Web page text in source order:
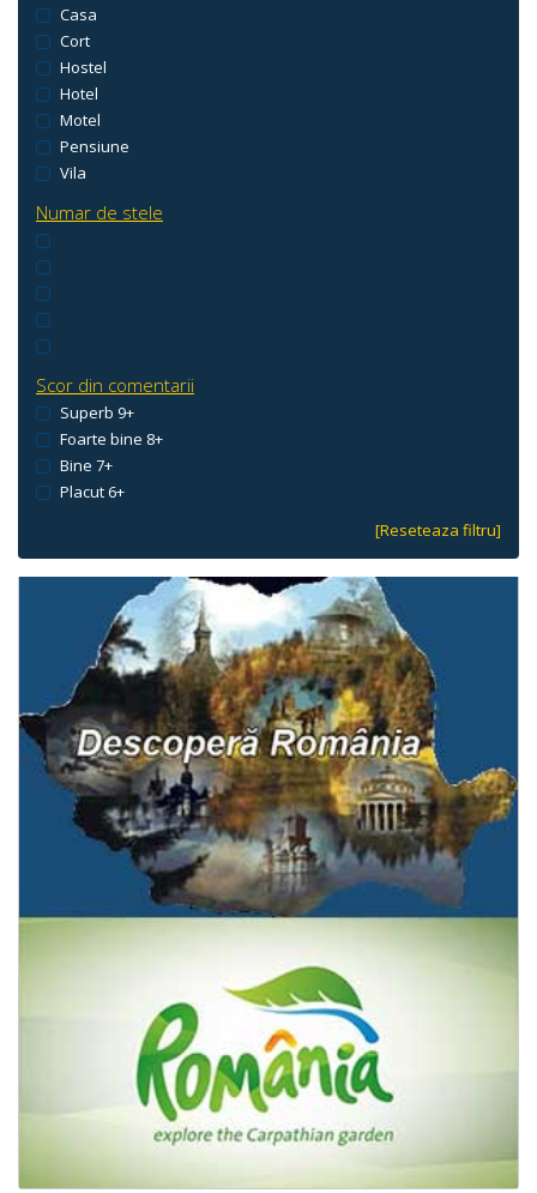
Casa
Cort
Hostel
Hotel
Motel
Pensiune
Vila
Numar de stele
Scor din comentarii
Superb 9+
Foarte bine 8+
Bine 7+
Placut 6+
[Reseteaza filtru]